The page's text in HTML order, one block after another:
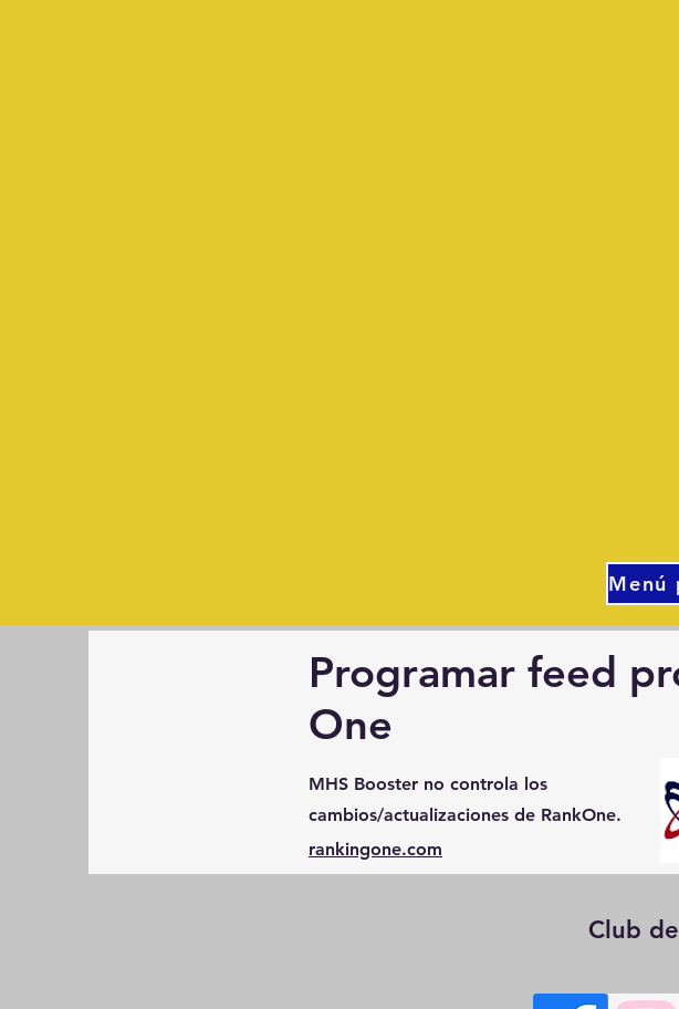
Programar feed
One
MHS Booster no controla los
cambios/actualizaciones de RankOne.
rankingone.com
Club